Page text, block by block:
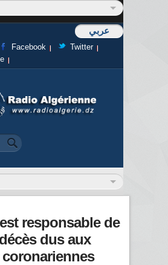
عربي
Facebook
Twitter
de recherche
responsable de
dus aux